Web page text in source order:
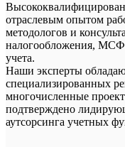
отраслевым опытом
методологов и
налогообложения,
учета.
Наши эксперты
специализированных
многочисленные
подтверждено
аутсорсинга учетных